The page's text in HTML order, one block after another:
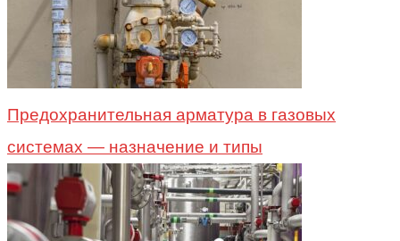
Предохранительная арматура в газовых
системах — назначение и типы